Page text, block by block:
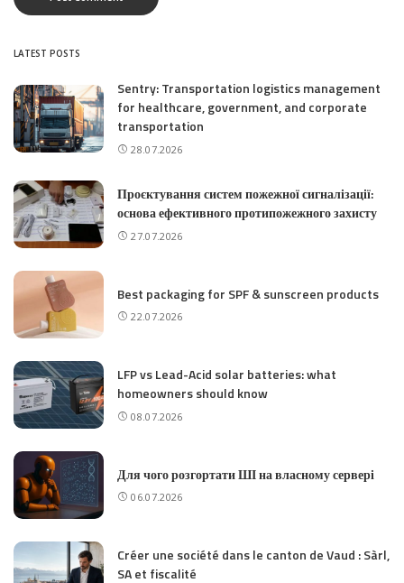
LATEST POSTS
Sentry: Transportation logistics management
for healthcare, government, and corporate
transportation
28.07.2026
Проєктування систем пожежної сигналізації:
основа ефективного протипожежного захисту
27.07.2026
Best packaging for SPF & sunscreen products
22.07.2026
LFP vs Lead-Acid solar batteries: what
homeowners should know
08.07.2026
Для чого розгортати ШІ на власному сервері
06.07.2026
Créer une société dans le canton de Vaud : Sàrl,
SA et fiscalité